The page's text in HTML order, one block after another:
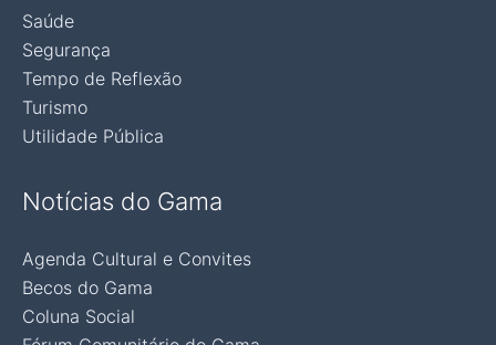
Saúde
Segurança
Tempo de Reflexão
Turismo
Utilidade Pública
Notícias do Gama
Agenda Cultural e Convites
Becos do Gama
Coluna Social